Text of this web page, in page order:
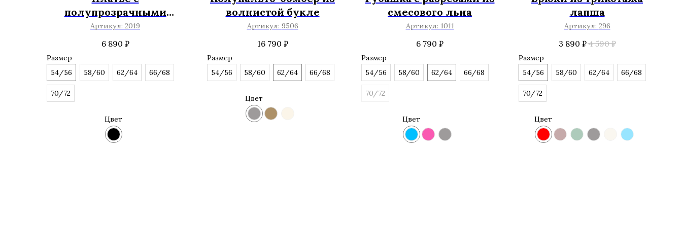
полупрозрачными
рукавами
Артикул: 2019
6 890 ₽
Размер
54/56
58/60 62/64 66/68
70/72
Цвет
волнистой букле
Артикул: 9506
16 790 ₽
Размер
54/56
58/60 62/64 66/68
Цвет
смесового льна
Артикул: 1011
6 790 ₽
Размер
54/56
58/60 62/64 66/68
70/72
Цвет
лапша
Артикул: 296
3 890 ₽4 590 ₽
Размер
54/56
58/60 62/64 66/68
70/72
Цвет